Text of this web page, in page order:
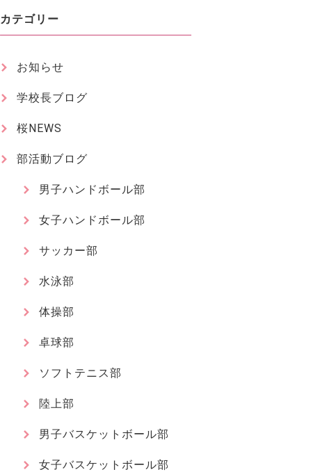
カテゴリー
お知らせ
学校長ブログ
桜NEWS
部活動ブログ
男子ハンドボール部
女子ハンドボール部
サッカー部
水泳部
体操部
卓球部
ソフトテニス部
陸上部
男子バスケットボール部
女子バスケットボール部